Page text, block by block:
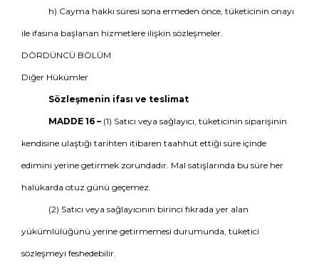
h) Cayma hakkı süresi sona ermeden önce, tüketicinin onayı
ile ifasına başlanan hizmetlere ilişkin sözleşmeler.
DÖRDÜNCÜ BÖLÜM
Diğer Hükümler
Sözleşmenin ifası ve teslimat
MADDE 16 –(1) Satıcı veya sağlayıcı, tüketicinin siparişinin
kendisine ulaştığı tarihten itibaren taahhüt ettiği süre içinde
edimini yerine getirmek zorundadır. Mal satışlarında bu süre her
halükarda otuz günü geçemez.
(2) Satıcı veya sağlayıcının birinci fıkrada yer alan
yükümlülüğünü yerine getirmemesi durumunda, tüketici
sözleşmeyi feshedebilir.